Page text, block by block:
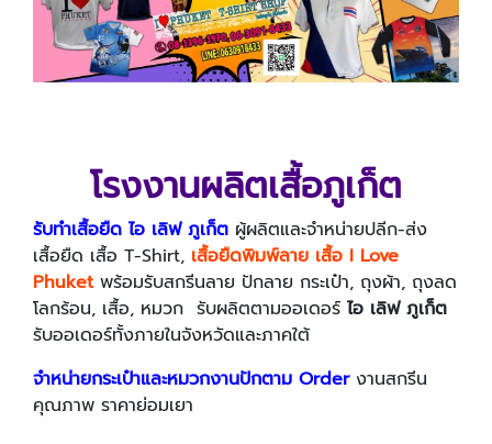
โรงงานผลิตเสื้อภูเก็ต
รับทำเสื้อยืด ไอ เลิฟ ภูเก็ต ผู้ผลิตและจำหน่ายปลีก-ส่ง
เสื้อยืด เสื้อ T-Shirt, เสื้อยืดพิมพ์ลาย เสื้อ I Love
Phuketพร้อมรับสกรีนลาย ปักลาย กระเป๋า, ถุงผ้า, ถุงลด
โลกร้อน, เสื้อ, หมวก รับผลิตตามออเดอร์ ไอ เลิฟ ภูเก็ต
รับออเดอร์ทั้งภายในจังหวัดและภาคใต้
จำหน่ายกระเป๋าและหมวกงานปักตาม Orderงานสกรีน
คุณภาพ ราคาย่อมเยา